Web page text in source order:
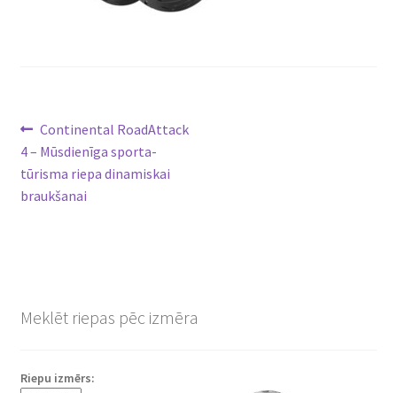
Ziņu
izvēlne
Previous
post:
Continental RoadAttack
4 – Mūsdienīga sporta-
tūrisma riepa dinamiskai
braukšanai
Meklēt riepas pēc izmēra
Riepu izmērs: